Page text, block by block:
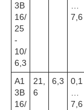
3В
16/
25
-
10/
6,3
…
7,6
А1
3В
16/
21,
6
6,3
0,1
…
7,6